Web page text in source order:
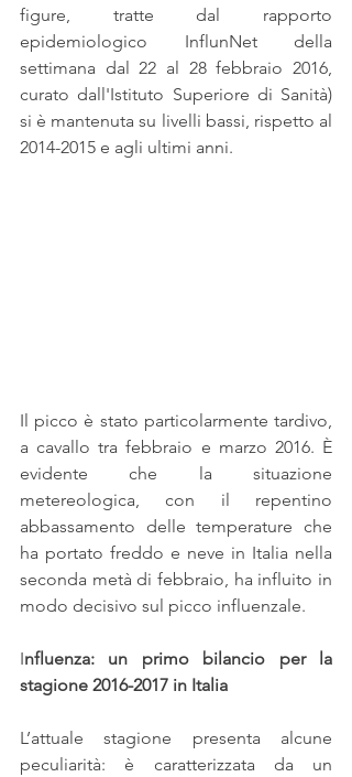
figure, tratte dal rapporto
epidemiologico InflunNet della
settimana dal 22 al 28 febbraio 2016,
curato dall'Istituto Superiore di Sanità)
si è mantenuta su livelli bassi, rispetto al
2014-2015 e agli ultimi anni.
Il picco è stato particolarmente tardivo,
a cavallo tra febbraio e marzo 2016. È
evidente che la situazione
metereologica, con il repentino
abbassamento delle temperature che
ha portato freddo e neve in Italia nella
seconda metà di febbraio, ha influito in
modo decisivo sul picco influenzale.
Influenza: un primo bilancio per la
stagione 2016-2017 in Italia
L’attuale stagione presenta alcune
peculiarità: è caratterizzata da un